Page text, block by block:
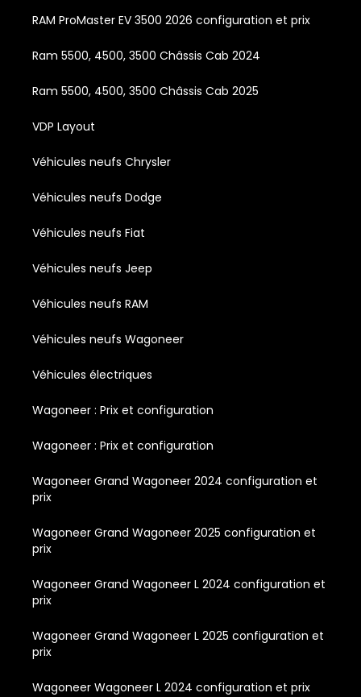
RAM ProMaster EV 3500 2026 configuration et prix
Ram 5500, 4500, 3500 Châssis Cab 2024
Ram 5500, 4500, 3500 Châssis Cab 2025
VDP Layout
Véhicules neufs Chrysler
Véhicules neufs Dodge
Véhicules neufs Fiat
Véhicules neufs Jeep
Véhicules neufs RAM
Véhicules neufs Wagoneer
Véhicules électriques
Wagoneer : Prix et configuration
Wagoneer : Prix et configuration
Wagoneer Grand Wagoneer 2024 configuration et
prix
Wagoneer Grand Wagoneer 2025 configuration et
prix
Wagoneer Grand Wagoneer L 2024 configuration et
prix
Wagoneer Grand Wagoneer L 2025 configuration et
prix
Wagoneer Wagoneer L 2024 configuration et prix